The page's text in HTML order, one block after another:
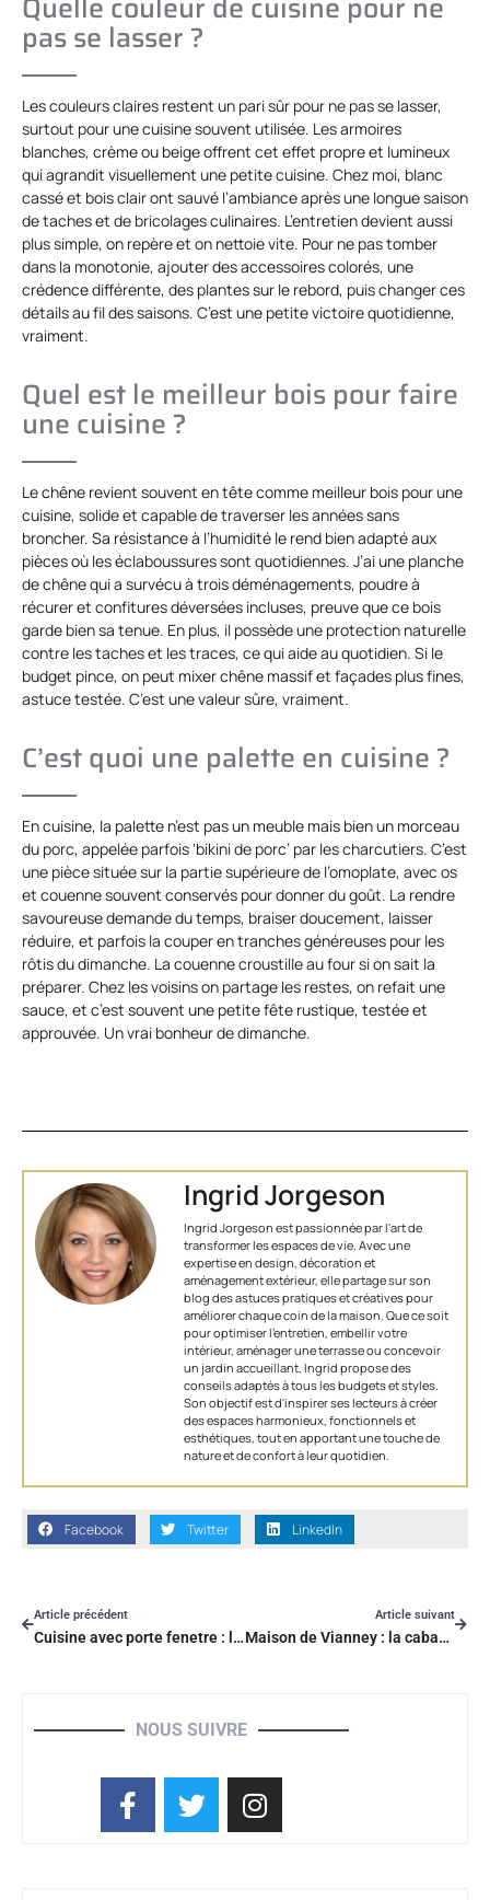
pas se lasser ?
Les couleurs claires restent un pari sûr pour ne pas se lasser,
surtout pour une cuisine souvent utilisée. Les armoires
blanches, crème ou beige offrent cet effet propre et lumineux
qui agrandit visuellement une petite cuisine. Chez moi, blanc
cassé et bois clair ont sauvé l’ambiance après une longue saison
de taches et de bricolages culinaires. L’entretien devient aussi
plus simple, on repère et on nettoie vite. Pour ne pas tomber
dans la monotonie, ajouter des accessoires colorés, une
crédence différente, des plantes sur le rebord, puis changer ces
détails au fil des saisons. C’est une petite victoire quotidienne,
vraiment.
Quel est le meilleur bois pour faire
une cuisine ?
Le chêne revient souvent en tête comme meilleur bois pour une
cuisine, solide et capable de traverser les années sans
broncher. Sa résistance à l’humidité le rend bien adapté aux
pièces où les éclaboussures sont quotidiennes. J’ai une planche
de chêne qui a survécu à trois déménagements, poudre à
récurer et confitures déversées incluses, preuve que ce bois
garde bien sa tenue. En plus, il possède une protection naturelle
contre les taches et les traces, ce qui aide au quotidien. Si le
budget pince, on peut mixer chêne massif et façades plus fines,
astuce testée. C’est une valeur sûre, vraiment.
C’est quoi une palette en cuisine ?
En cuisine, la palette n’est pas un meuble mais bien un morceau
du porc, appelée parfois ‘bikini de porc’ par les charcutiers. C’est
une pièce située sur la partie supérieure de l’omoplate, avec os
et couenne souvent conservés pour donner du goût. La rendre
savoureuse demande du temps, braiser doucement, laisser
réduire, et parfois la couper en tranches généreuses pour les
rôtis du dimanche. La couenne croustille au four si on sait la
préparer. Chez les voisins on partage les restes, on refait une
sauce, et c’est souvent une petite fête rustique, testée et
approuvée. Un vrai bonheur de dimanche.
Ingrid Jorgeson
Ingrid Jorgeson est passionnée par l'art de
transformer les espaces de vie. Avec une
expertise en design, décoration et
aménagement extérieur, elle partage sur son
blog des astuces pratiques et créatives pour
améliorer chaque coin de la maison. Que ce soit
pour optimiser l’entretien, embellir votre
intérieur, aménager une terrasse ou concevoir
un jardin accueillant, Ingrid propose des
conseils adaptés à tous les budgets et styles.
Son objectif est d'inspirer ses lecteurs à créer
des espaces harmonieux, fonctionnels et
esthétiques, tout en apportant une touche de
nature et de confort à leur quotidien.
Facebook Twitter LinkedIn
Article précédent
Cuisine avec porte fenetre : les 9 idées pour optimiser rangement et lumière
Article suivant
Maison de Vianney : la cabane où se situe-t-elle et pourquoi ?
NOUS SUIVRE